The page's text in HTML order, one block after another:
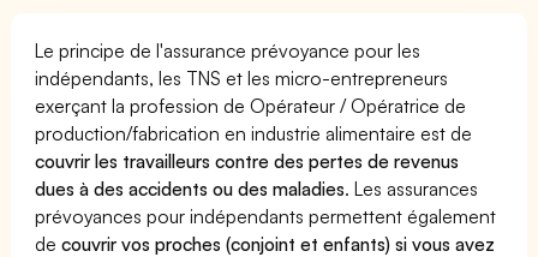
Le principe de l'assurance prévoyance pour les
indépendants, les TNS et les micro-entrepreneurs
exerçant la profession de Opérateur / Opératrice de
production/fabrication en industrie alimentaire est de
couvrir les travailleurs contre des pertes de revenus
dues à des accidents ou des maladies. Les assurances
prévoyances pour indépendants permettent également
decouvrir vos proches (conjoint et enfants) si vous avez